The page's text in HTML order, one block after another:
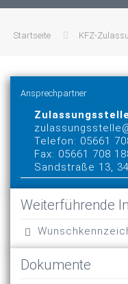
Startseite KFZ-
Ansprechpartner
Telefon: 05661
Fax: 05661 708
Sandstraße 13,
Weiterführende
Dokumente